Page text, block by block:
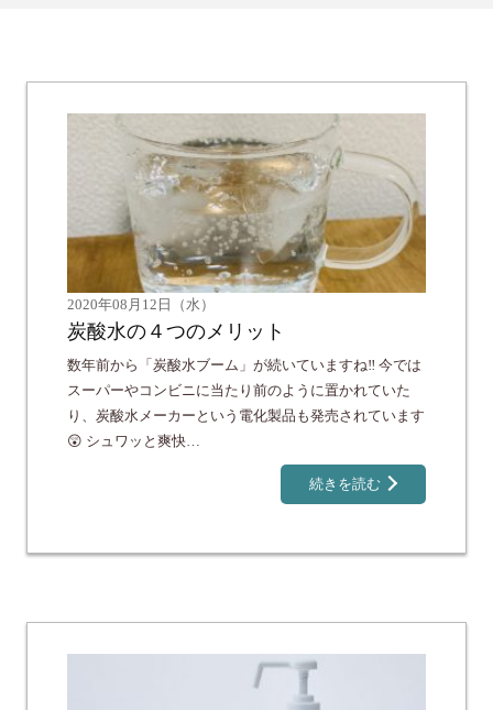
2020年08月12日（水）
炭酸水の４つのメリット
数年前から「炭酸水ブーム」が続いていますね‼️ 今では
スーパーやコンビニに当たり前のように置かれていた
り、炭酸水メーカーという電化製品も発売されています
😲 シュワッと爽快…
続きを読む